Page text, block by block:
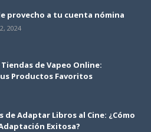
provecho a tu cuenta nómina
2024
de Vapeo Online:
Productos Favoritos
de Adaptar Libros al Cine: ¿Cómo
Exitosa?